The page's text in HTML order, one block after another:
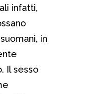
infatti,
in
Il sesso